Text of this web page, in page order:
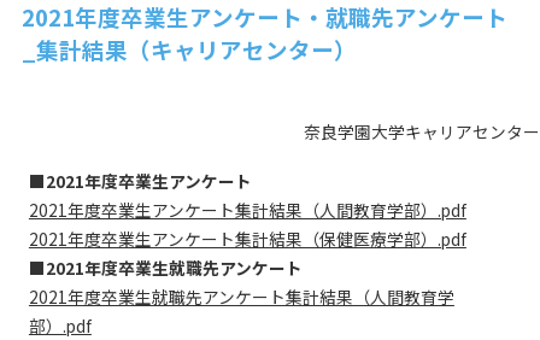
2021年度卒業生アンケート・就職先アンケート
_集計結果（キャリアセンター）
奈良学園大学キャリアセンター
■2021年度卒業生アンケート
2021年度卒業生アンケート集計結果（人間教育学部）.pdf
2021年度卒業生アンケート集計結果（保健医療学部）.pdf
■2021年度卒業生就職先アンケート
2021年度卒業生就職先アンケート集計結果（人間教育学
部）.pdf